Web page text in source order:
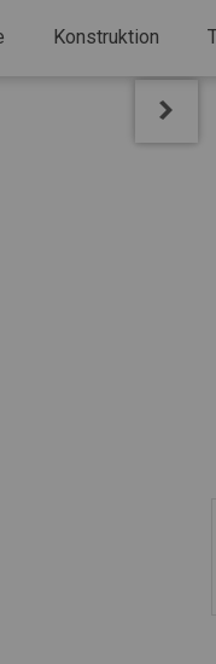
Konstruktion